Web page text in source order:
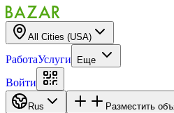
All Cities (USA)
РаботаУслуги Еще
Войти
Rus Разместить